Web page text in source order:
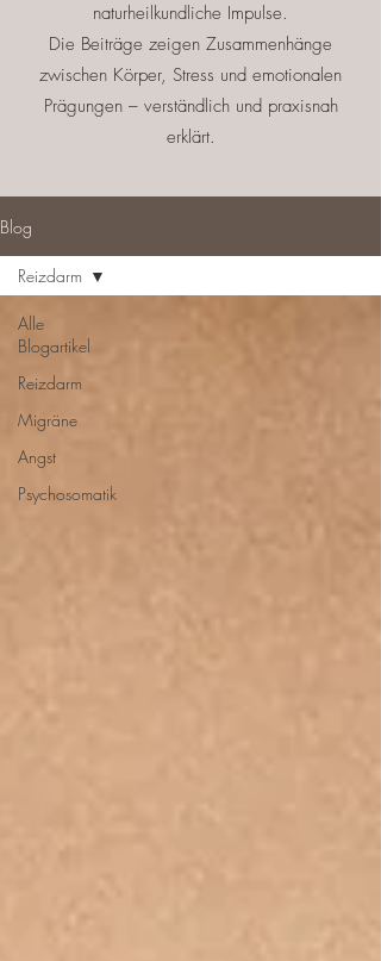
naturheilkundliche Impulse.
Die Beiträge zeigen Zusammenhänge
zwischen Körper, Stress und emotionalen
Prägungen – verständlich und praxisnah
erklärt.
Blog
Alle
Blogartikel
Reizdarm
Migräne
Angst
Psychosomatik
Reizdarm